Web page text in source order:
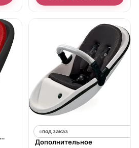
под заказ
Дополнительное